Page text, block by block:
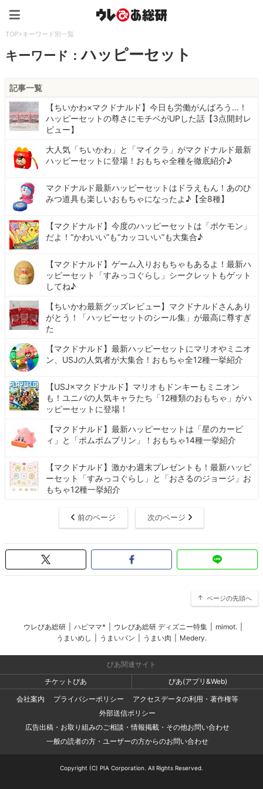
TOP>キーワード別一覧
キーワード：ハッピーセット
記事一覧
【ちいかわ×マクドナルド】今日も労働がんばろう…！
ハッピーセットの尊さにモチベがUPした話【3点開封レ
ビュー】
大人気「ちいかわ」と「マイクラ」がマクドナルド最新
ハッピーセットに登場！おもちゃ全種を徹底紹介♪
マクドナルド最新ハッピーセットはドラえもん！あのひ
みつ道具も楽しいおもちゃになったよ♪【全8種】
【マクドナルド】今度のハッピーセットは「ポケモン」
だよ！“かわいい”も“カッコいい”も大集合♪
【マクドナルド】ゲーム入りおもちゃもあるよ！最新ハ
ッピーセット「すみっコぐらし」シークレットもゲット
してね♪
【ちいかわ最新グッズレビュー】マクドナルドさんあり
がとう！「ハッピーセットのシール集」が最高に尊すぎ
た
【マクドナルド】最新ハッピーセットにマリオやミニオ
ン、USJの人気者が大集合！おもちゃ全12種一挙紹介
【USJ×マクドナルド】マリオもドンキーもミニオン
も！ユニバの人気キャラたち「12種類のおもちゃ」がハ
ッピーセットに登場！
【マクドナルド】最新ハッピーセットは「星のカービ
ィ」と「ポムポムプリン」！おもちゃ14種一挙紹介
【マクドナルド】激かわ週末プレゼントも！最新ハッピ
ーセット「すみっコぐらし」と「おさるのジョージ」お
もちゃ12種一挙紹介
前のページ 次のページ
ページの先頭へ
ウレぴあ総研 ハピママ* ウレぴあ総研 ディズニー特集 mimot.
うまいめし
うまいパン うまい肉 Medery.
ぴあ関連サイト
チケットぴあ
ぴあ(アプリ&Web)
会社案内
プライバシーポリシー
アクセスデータの利用・著作権等
外部送信ポリシー
広告出稿・お取り組みのご相談・情報掲載・その他お問い合わせ
一般の読者の方・ユーザーの方からのお問い合わせ
Copyright (C) PIA Corporation. All Rights Reserved.